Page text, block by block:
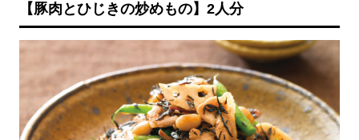
【豚肉とひじきの炒めもの】2人分